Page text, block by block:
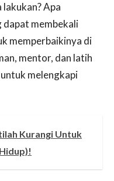
Apa
dapat membekali
memperbaikinya di
mentor, dan latih
melengkapi
Kurangi Untuk